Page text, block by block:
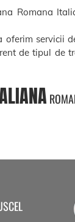
Romana
oferim servicii
de tipul de